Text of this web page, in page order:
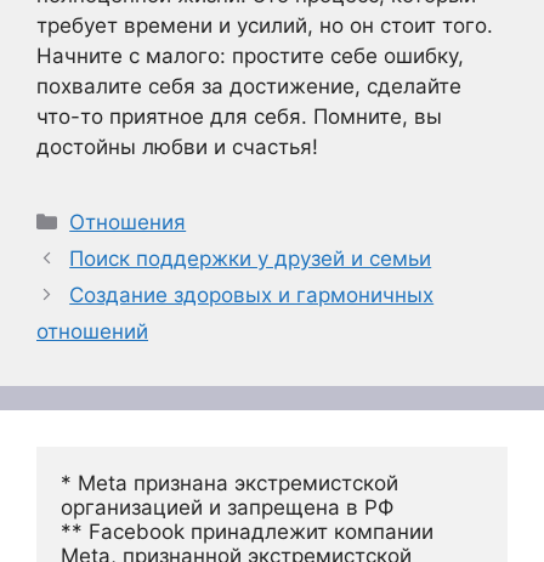
требует времени и усилий, но он стоит того.
Начните с малого: простите себе ошибку,
похвалите себя за достижение, сделайте
что-то приятное для себя. Помните, вы
достойны любви и счастья!
Рубрики
Отношения
Поиск поддержки у друзей и семьи
Создание здоровых и гармоничных
отношений
* Meta признана экстремистской
организацией и запрещена в РФ
** Facebook принадлежит компании
Meta, признанной экстремистской